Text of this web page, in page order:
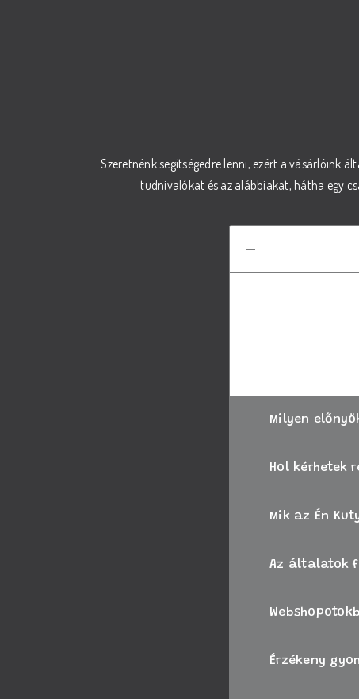
Szeretnénk segítségedre lenni, ezért a vásárlóink
tudnivalókat és az alábbiakat, hátha egy
Milyen
Hol kérhetek
Mik az Én
Az általatok
Érzékeny